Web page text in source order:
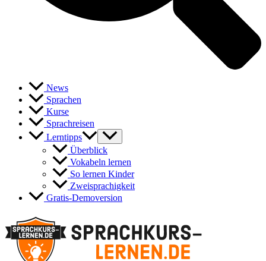
News
Sprachen
Kurse
Sprachreisen
Lerntipps
Überblick
Vokabeln lernen
So lernen Kinder
Zweisprachigkeit
Gratis-Demoversion